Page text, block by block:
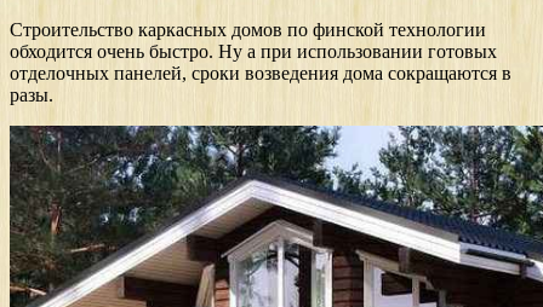
Строительство каркасных домов по финской технологии
обходится очень быстро. Ну а при использовании готовых
отделочных панелей, сроки возведения дома сокращаются в
разы.